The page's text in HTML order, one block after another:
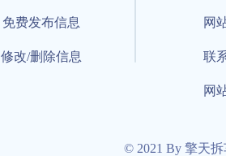
免费发布信息
修改/删除信息
网
联
网
© 2021 By 擎天